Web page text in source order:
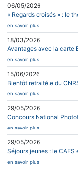
06/05/2026
« Regards croisés » : le
en savoir plus
18/03/2026
Avantages avec la carte
en savoir plus
15/06/2026
Bientôt retraité.e du
en savoir plus
29/05/2026
Concours National
en savoir plus
29/05/2026
Séjours jeunes : le CAES
en savoir plus